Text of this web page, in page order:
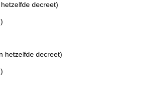
decreet)
hetzelfde decreet)